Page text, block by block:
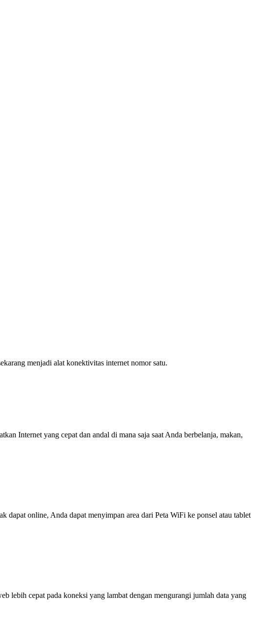
menjadi alat konektivitas internet nomor satu.
Internet yang cepat dan andal di mana saja saat Anda berbelanja, makan,
dapat online, Anda dapat menyimpan area dari Peta WiFi ke ponsel atau tablet
lebih cepat pada koneksi yang lambat dengan mengurangi jumlah data yang